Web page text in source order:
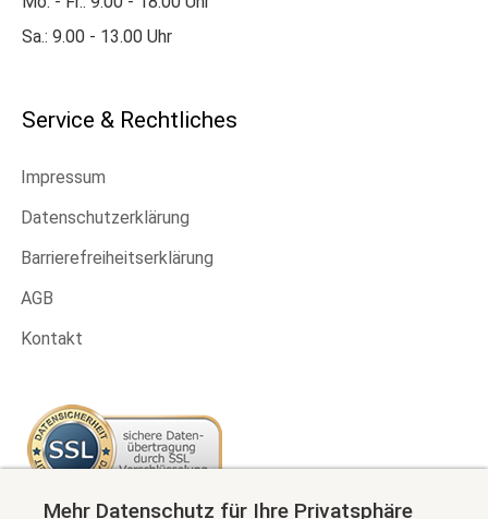
Sa.: 9.00 - 13.00 Uhr
Service & Rechtliches
Impressum
Datenschutzerklärung
Barrierefreiheitserklärung
AGB
Kontakt
Mehr Datenschutz für Ihre Privatsphäre